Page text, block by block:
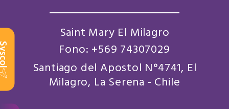
Saint Mary El Milagro
Fono: +569 74307029
Santiago del Apostol N°4741, El
Milagro, La Serena - Chile